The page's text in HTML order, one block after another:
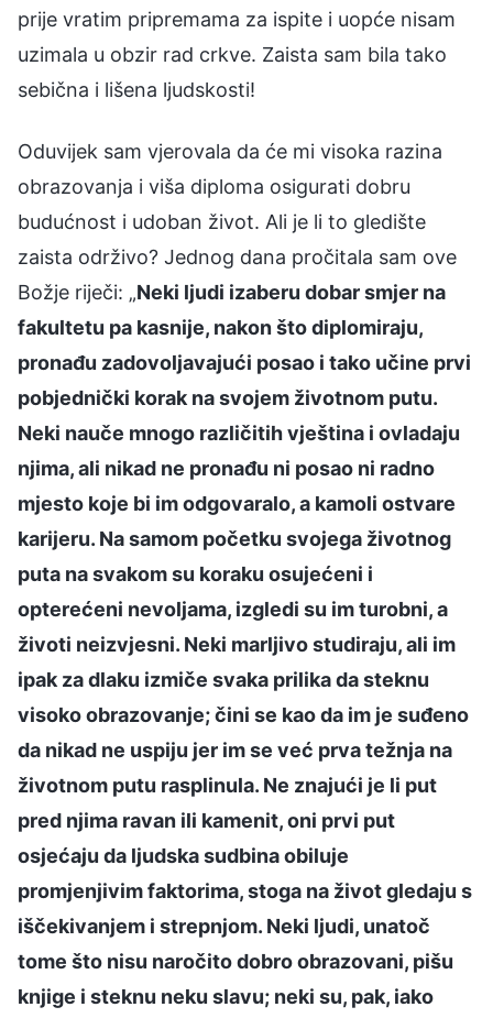
prije vratim pripremama za ispite i uopće nisam
uzimala u obzir rad crkve. Zaista sam bila tako
sebična i lišena ljudskosti!
Oduvijek sam vjerovala da će mi visoka razina
obrazovanja i viša diploma osigurati dobru
budućnost i udoban život. Ali je li to gledište
zaista održivo? Jednog dana pročitala sam ove
Božje riječi: „Neki ljudi izaberu dobar smjer na
fakultetu pa kasnije, nakon što diplomiraju,
pronađu zadovoljavajući posao i tako učine prvi
pobjednički korak na svojem životnom putu.
Neki nauče mnogo različitih vještina i ovladaju
njima, ali nikad ne pronađu ni posao ni radno
mjesto koje bi im odgovaralo, a kamoli ostvare
karijeru. Na samom početku svojega životnog
puta na svakom su koraku osujećeni i
opterećeni nevoljama, izgledi su im turobni, a
životi neizvjesni. Neki marljivo studiraju, ali im
ipak za dlaku izmiče svaka prilika da steknu
visoko obrazovanje; čini se kao da im je suđeno
da nikad ne uspiju jer im se već prva težnja na
životnom putu rasplinula. Ne znajući je li put
pred njima ravan ili kamenit, oni prvi put
osjećaju da ljudska sudbina obiluje
promjenjivim faktorima, stoga na život gledaju s
iščekivanjem i strepnjom. Neki ljudi, unatoč
tome što nisu naročito dobro obrazovani, pišu
knjige i steknu neku slavu; neki su, pak, iako